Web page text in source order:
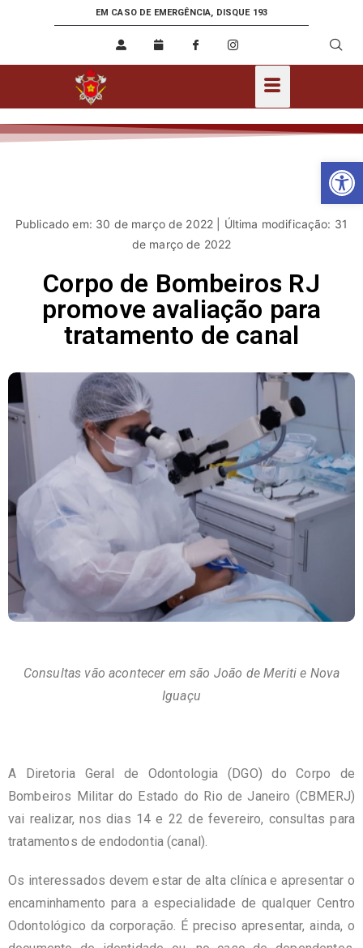
EM CASO DE EMERGÊNCIA, DISQUE 193
Publicado em: 30 de março de 2022 | Última modificação: 31
de março de 2022
Corpo de Bombeiros RJ
promove avaliação para
tratamento de canal
Consultas vão acontecer em são João de Meriti e Nova
Iguaçu
A Diretoria Geral de Odontologia (DGO) do Corpo de
Bombeiros Militar do Estado do Rio de Janeiro (CBMERJ)
vai realizar, nos dias 14 e 22 de fevereiro, consultas para
tratamentos de endodontia (canal).
Os interessados devem estar de alta clínica e apresentar o
encaminhamento para a especialidade de qualquer Centro
Odontológico da corporação. É preciso apresentar, ainda, o